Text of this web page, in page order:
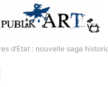
d’Etat : nouvelle saga